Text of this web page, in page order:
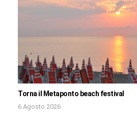
Torna il Metaponto beach festival
6 Agosto 2026